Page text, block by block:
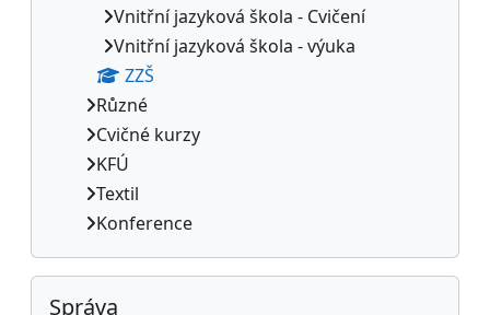
Vnitřní jazyková škola - Cvičení
Vnitřní jazyková škola - výuka
ZZŠ
Různé
Cvičné kurzy
KFÚ
Textil
Konference
Přeskočit: Správa
Správa